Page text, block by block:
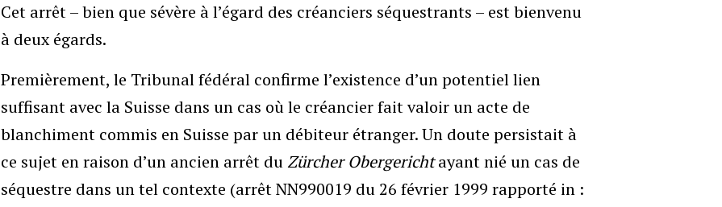
Cet arrêt – bien que sévère à l’égard des créanciers séquestrants – est bienvenu
à deux égards.
Premièrement, le Tribunal fédéral confirme l’existence d’un potentiel lien
suffisant avec la Suisse dans un cas où le créancier fait valoir un acte de
blanchiment commis en Suisse par un débiteur étranger. Un doute persistait à
ce sujet en raison d’un ancien arrêt duZürcher Obergerichtayant nié un cas de
séquestre dans un tel contexte (arrêt NN990019 du 26 février 1999 rapporté in :